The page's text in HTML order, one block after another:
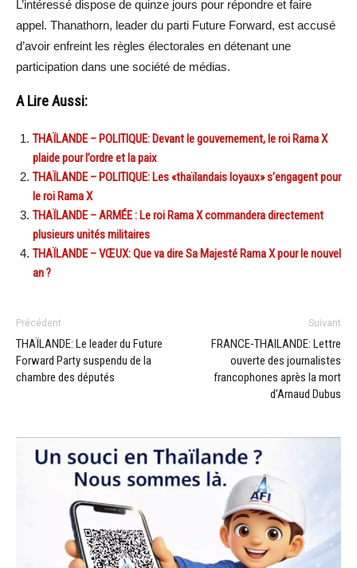
L’intéressé dispose de quinze jours pour répondre et faire
appel. Thanathorn, leader du parti Future Forward, est accusé
d’avoir enfreint les règles électorales en détenant une
participation dans une société de médias.
A Lire Aussi:
THAÏLANDE – POLITIQUE: Devant le gouvernement, le roi Rama X
plaide pour l’ordre et la paix
THAÏLANDE – POLITIQUE: Les «thaïlandais loyaux» s’engagent pour
le roi Rama X
THAÏLANDE – ARMÉE : Le roi Rama X commandera directement
plusieurs unités militaires
THAÏLANDE – VŒUX: Que va dire Sa Majesté Rama X pour le nouvel
an ?
Précédent
THAÏLANDE: Le leader du Future
Forward Party suspendu de la
chambre des députés
Suivant
FRANCE-THAILANDE: Lettre
ouverte des journalistes
francophones après la mort
d’Arnaud Dubus